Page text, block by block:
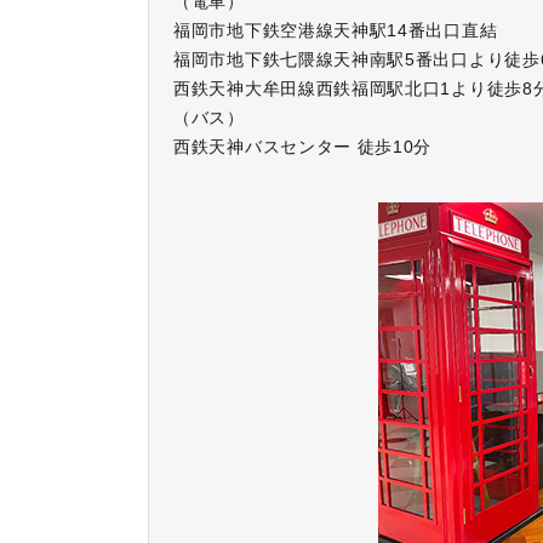
福岡市地下鉄空港線天神駅14番出口直結
福岡市地下鉄七隈線天神南駅5番出口より徒
西鉄天神大牟田線西鉄福岡駅北口1より徒歩8
（バス）
西鉄天神バスセンター 徒歩10分